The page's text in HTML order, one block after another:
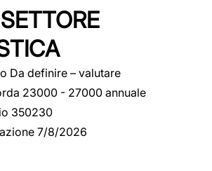
Da definire – valutare
23000 - 27000 annuale
350230
7/8/2026